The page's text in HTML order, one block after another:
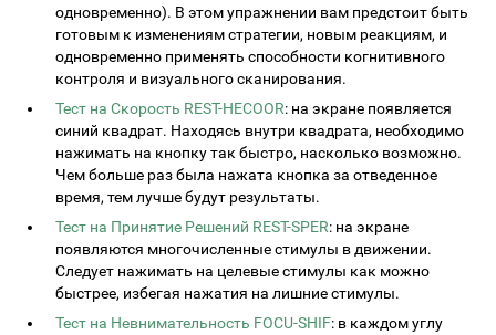
одновременно). В этом упражнении вам предстоит быть
готовым к изменениям стратегии, новым реакциям, и
одновременно применять способности когнитивного
контроля и визуального сканирования.
Тест на Скорость REST-HECOOR: на экране появляется
синий квадрат. Находясь внутри квадрата, необходимо
нажимать на кнопку так быстро, насколько возможно.
Чем больше раз была нажата кнопка за отведенное
время, тем лучше будут результаты.
Тест на Принятие Решений REST-SPER: на экране
появляются многочисленные стимулы в движении.
Следует нажимать на целевые стимулы как можно
быстрее, избегая нажатия на лишние стимулы.
Тест на Невнимательность FOCU-SHIF: в каждом углу